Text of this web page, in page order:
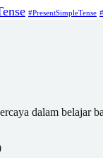
#PresentSimpleTense
dalam belajar